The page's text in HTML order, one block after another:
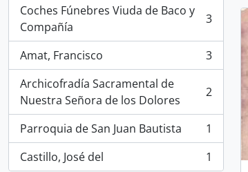
Coches Fúnebres Viuda de Baco y
Compañía
, 3 resultados 3
Amat, Francisco
, 3 resultados
3
Archicofradía Sacramental de
Nuestra Señora de los Dolores
, 2 resultados 2
Parroquia de San Juan Bautista
, 1 resultados
1
Castillo, José del
, 1 resultados 1